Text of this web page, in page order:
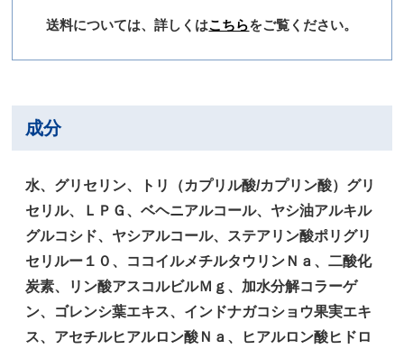
送料については、詳しくはこちらをご覧ください。
成分
水、グリセリン、トリ（カプリル酸/カプリン酸）グリ
セリル、ＬＰＧ、ベヘニアルコール、ヤシ油アルキル
グルコシド、ヤシアルコール、ステアリン酸ポリグリ
セリルー１０、ココイルメチルタウリンＮａ、二酸化
炭素、リン酸アスコルビルＭｇ、加水分解コラーゲ
ン、ゴレンシ葉エキス、インドナガコショウ果実エキ
ス、アセチルヒアルロン酸Ｎａ、ヒアルロン酸ヒドロ